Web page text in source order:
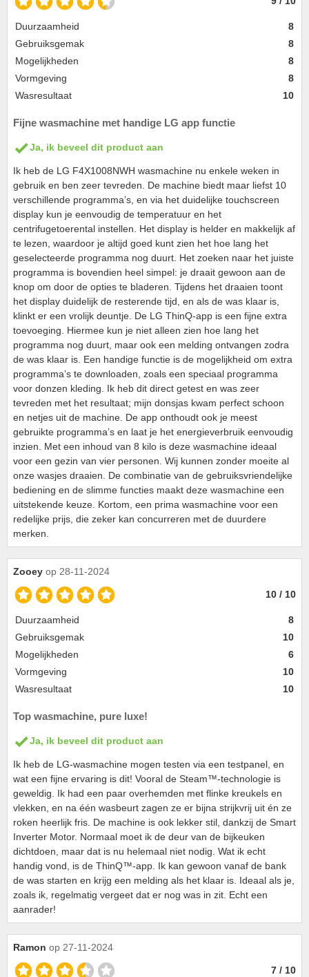
Duurzaamheid
8
Gebruiksgemak
8
Mogelijkheden
8
Vormgeving
8
Wasresultaat
10
Fijne wasmachine met handige LG app functie
Ja, ik beveel dit product aan
Ik heb de LG F4X1008NWH wasmachine nu enkele weken in
gebruik en ben zeer tevreden. De machine biedt maar liefst 10
verschillende programma’s, en via het duidelijke touchscreen
display kun je eenvoudig de temperatuur en het
centrifugetoerental instellen. Het display is helder en makkelijk af
te lezen, waardoor je altijd goed kunt zien het hoe lang het
geselecteerde programma nog duurt. Het zoeken naar het juiste
programma is bovendien heel simpel: je draait gewoon aan de
knop om door de opties te bladeren. Tijdens het draaien toont
het display duidelijk de resterende tijd, en als de was klaar is,
klinkt er een vrolijk deuntje. De LG ThinQ-app is een fijne extra
toevoeging. Hiermee kun je niet alleen zien hoe lang het
programma nog duurt, maar ook een melding ontvangen zodra
de was klaar is. Een handige functie is de mogelijkheid om extra
programma’s te downloaden, zoals een speciaal programma
voor donzen kleding. Ik heb dit direct getest en was zeer
tevreden met het resultaat; mijn donsjas kwam perfect schoon
en netjes uit de machine. De app onthoudt ook je meest
gebruikte programma’s en laat je het energieverbruik eenvoudig
inzien. Met een inhoud van 8 kilo is deze wasmachine ideaal
voor een gezin van vier personen. Wij kunnen zonder moeite al
onze wasjes draaien. De combinatie van de gebruiksvriendelijke
bediening en de slimme functies maakt deze wasmachine een
uitstekende keuze. Kortom, een prima wasmachine voor een
redelijke prijs, die zeker kan concurreren met de duurdere
merken.
Zooey op 28-11-2024
10 / 10
Duurzaamheid
8
Gebruiksgemak
10
Mogelijkheden
6
Vormgeving
10
Wasresultaat
10
Top wasmachine, pure luxe!
Ja, ik beveel dit product aan
Ik heb de LG-wasmachine mogen testen via een testpanel, en
wat een fijne ervaring is dit! Vooral de Steam™-technologie is
geweldig. Ik had een paar overhemden met flinke kreukels en
vlekken, en na één wasbeurt zagen ze er bijna strijkvrij uit én ze
roken heerlijk fris. De machine is ook lekker stil, dankzij de Smart
Inverter Motor. Normaal moet ik de deur van de bijkeuken
dichtdoen, maar dat is nu helemaal niet nodig. Wat ik echt
handig vond, is de ThinQ™-app. Ik kan gewoon vanaf de bank
de was starten en krijg een melding als het klaar is. Ideaal als je,
zoals ik, regelmatig vergeet dat er nog was in zit. Echt een
aanrader!
Ramon op 27-11-2024
7 / 10